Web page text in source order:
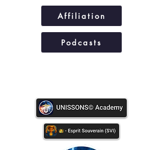
Affiliation
Podcasts